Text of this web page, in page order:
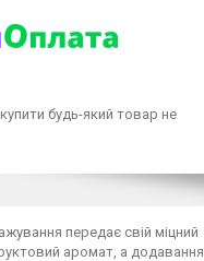
будь-який товар не
передає свій міцний
аромат, а додавання